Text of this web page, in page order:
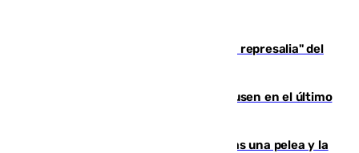
Italia responde ante las "medidas de represalia" del
El Sevilla se desinfla ante el Leverkusen en el último
Tensión en la prisión de Alhaurín tras una pelea y la